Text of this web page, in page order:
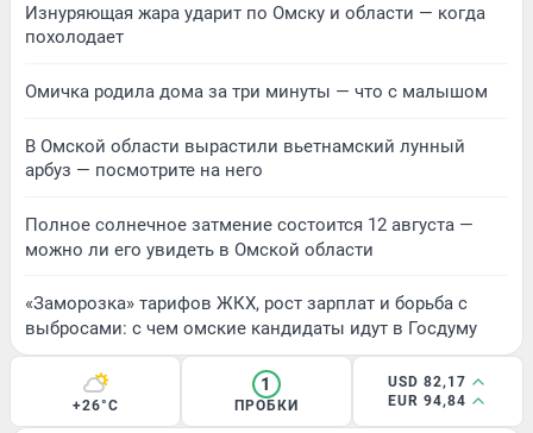
Изнуряющая жара ударит по Омску и области — когда
похолодает
Омичка родила дома за три минуты — что с малышом
В Омской области вырастили вьетнамский лунный
арбуз — посмотрите на него
Полное солнечное затмение состоится 12 августа —
можно ли его увидеть в Омской области
«Заморозка» тарифов ЖКХ, рост зарплат и борьба с
выбросами: с чем омские кандидаты идут в Госдуму
+26°C
1
ПРОБКИ
USD 82,17
EUR 94,84